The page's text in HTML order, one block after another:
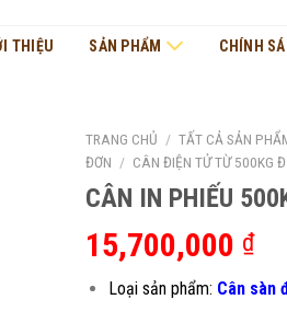
THIỆU SẢN PHẨM CHÍNH
TRANG CHỦ / TẤT CẢ SẢN
ĐƠN / CÂN ĐIỆN TỬ TỪ 500KG
CÂN IN PHIẾU
15,700,000 ₫
Loại sản phẩm: Cân sàn